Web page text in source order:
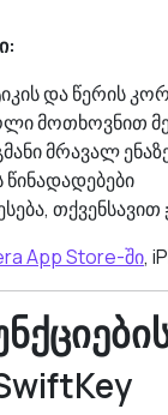
და წერის
მოთხოვნით
მრავალ
წინადადებები
App Store-ში,